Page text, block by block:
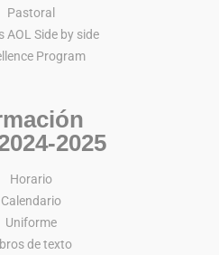
Pastoral
AOL Side by side
Program
2025
Horario
Calendario
Uniforme
de texto